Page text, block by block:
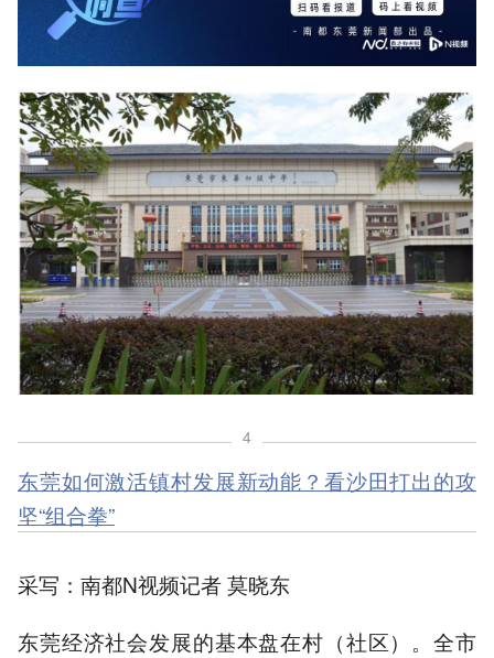
4
东莞如何激活镇村发展新动能？看沙田打出的攻
坚“组合拳”
采写：南都N视频记者 莫晓东
东莞经济社会发展的基本盘在村（社区）。全市